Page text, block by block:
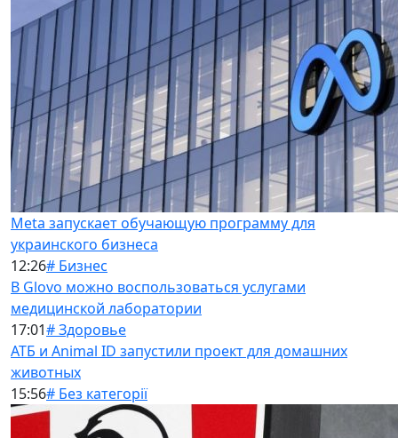
Meta запускает обучающую программу для
украинского бизнеса
12:26# Бизнес
В Glovo можно воспользоваться услугами
медицинской лаборатории
17:01# Здоровье
АТБ и Animal ID запустили проект для домашних
животных
15:56# Без категорії